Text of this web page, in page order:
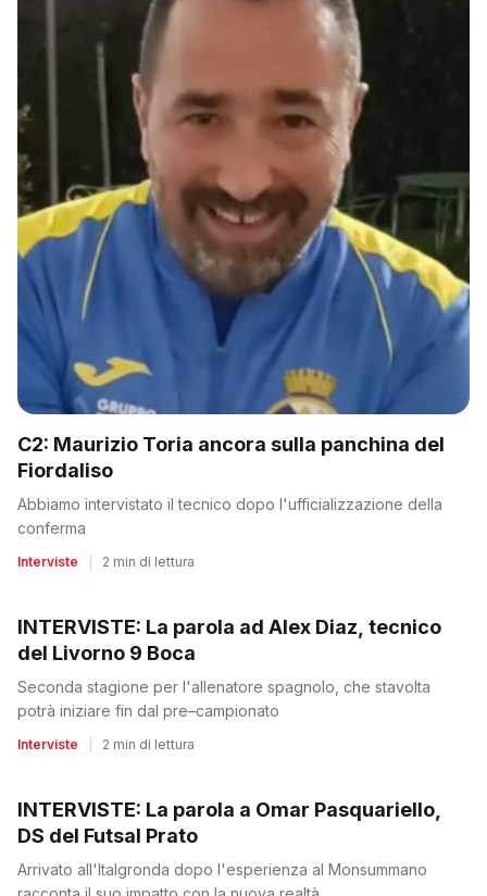
C2: Maurizio Toria ancora sulla panchina del
Fiordaliso
Abbiamo intervistato il tecnico dopo l'ufficializzazione della
conferma
Interviste 2 min di lettura
INTERVISTE: La parola ad Alex Diaz, tecnico
del Livorno 9 Boca
Seconda stagione per l'allenatore spagnolo, che stavolta
potrà iniziare fin dal pre–campionato
Interviste 2 min di lettura
INTERVISTE: La parola a Omar Pasquariello,
DS del Futsal Prato
Arrivato all'Italgronda dopo l'esperienza al Monsummano